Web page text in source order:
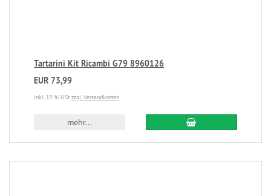
Tartarini Kit Ricambi G79 8960126
EUR 73,99
inkl. 19 % USt zzgl. Versandkosten
mehr...